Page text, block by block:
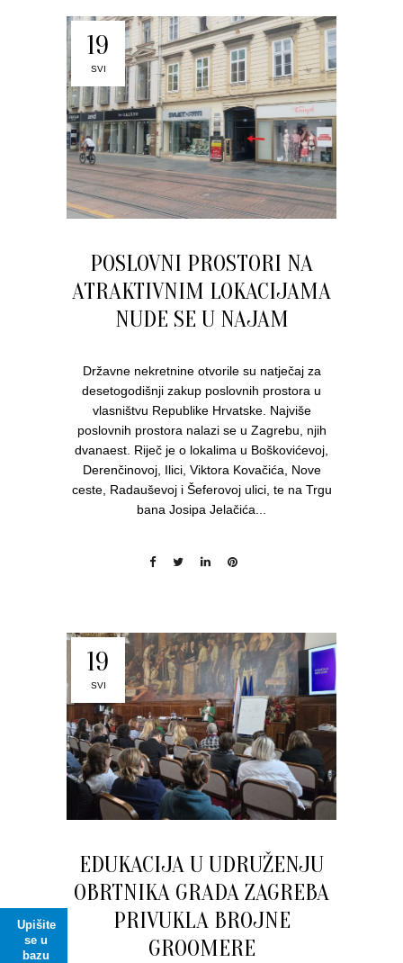
Upišite
se u
bazu
19
SVI
POSLOVNI PROSTORI NA
ATRAKTIVNIM LOKACIJAMA
NUDE SE U NAJAM
Državne nekretnine otvorile su natječaj za
desetogodišnji zakup poslovnih prostora u
vlasništvu Republike Hrvatske. Najviše
poslovnih prostora nalazi se u Zagrebu, njih
dvanaest. Riječ je o lokalima u Boškovićevoj,
Derenčinovoj, Ilici, Viktora Kovačića, Nove
ceste, Radauševoj i Šeferovoj ulici, te na Trgu
bana Josipa Jelačića...
19
SVI
EDUKACIJA U UDRUŽENJU
OBRTNIKA GRADA ZAGREBA
PRIVUKLA BROJNE
GROOMERE